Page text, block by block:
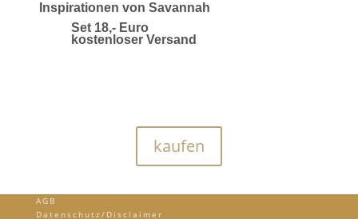
Inspirationen von Savannah
Set 18,- Euro
kostenloser Versand
kaufen
AGB
Datenschutz/Disclaimer